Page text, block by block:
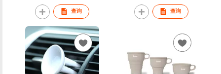
Wave Shape Style
查询 查询